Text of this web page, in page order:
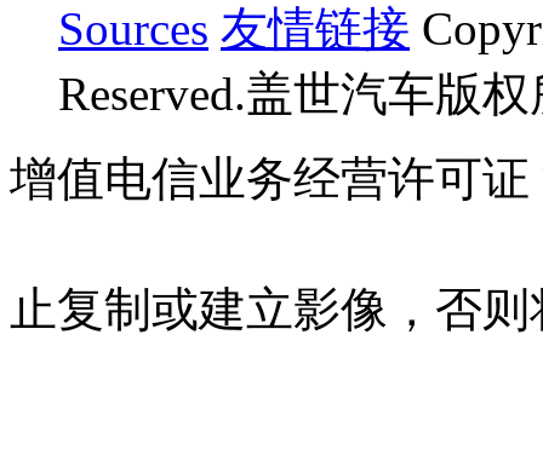
Sources 友情链接
Reserved.盖世汽车版
增值电信业务经营许可证
止复制或建立影像，否